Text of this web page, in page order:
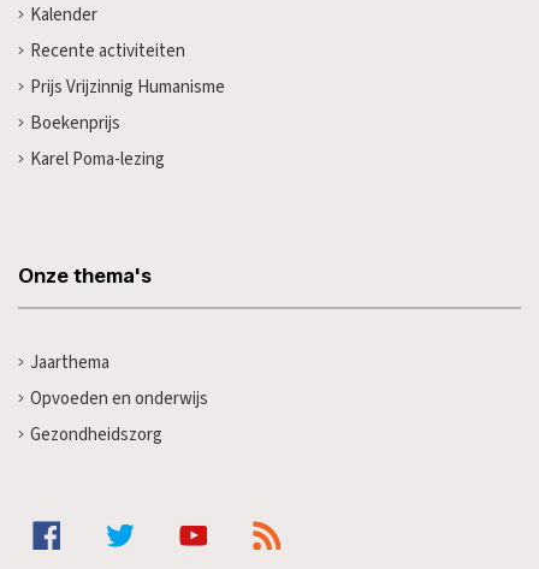
Kalender
Recente activiteiten
Prijs Vrijzinnig Humanisme
Boekenprijs
Karel Poma-lezing
Onze thema's
Jaarthema
Opvoeden en onderwijs
Gezondheidszorg